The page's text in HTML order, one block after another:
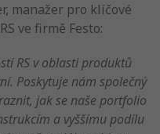
manažer pro klíčové
ve firmě Festo:
RS v oblasti produktů
Poskytuje nám společný
jak se naše portfolio
a vyššímu podílu